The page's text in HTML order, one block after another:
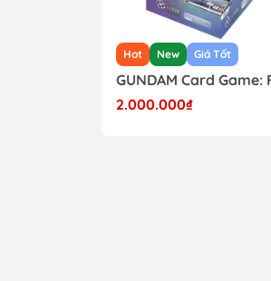
Hot New Giá Tốt
2.000.000₫